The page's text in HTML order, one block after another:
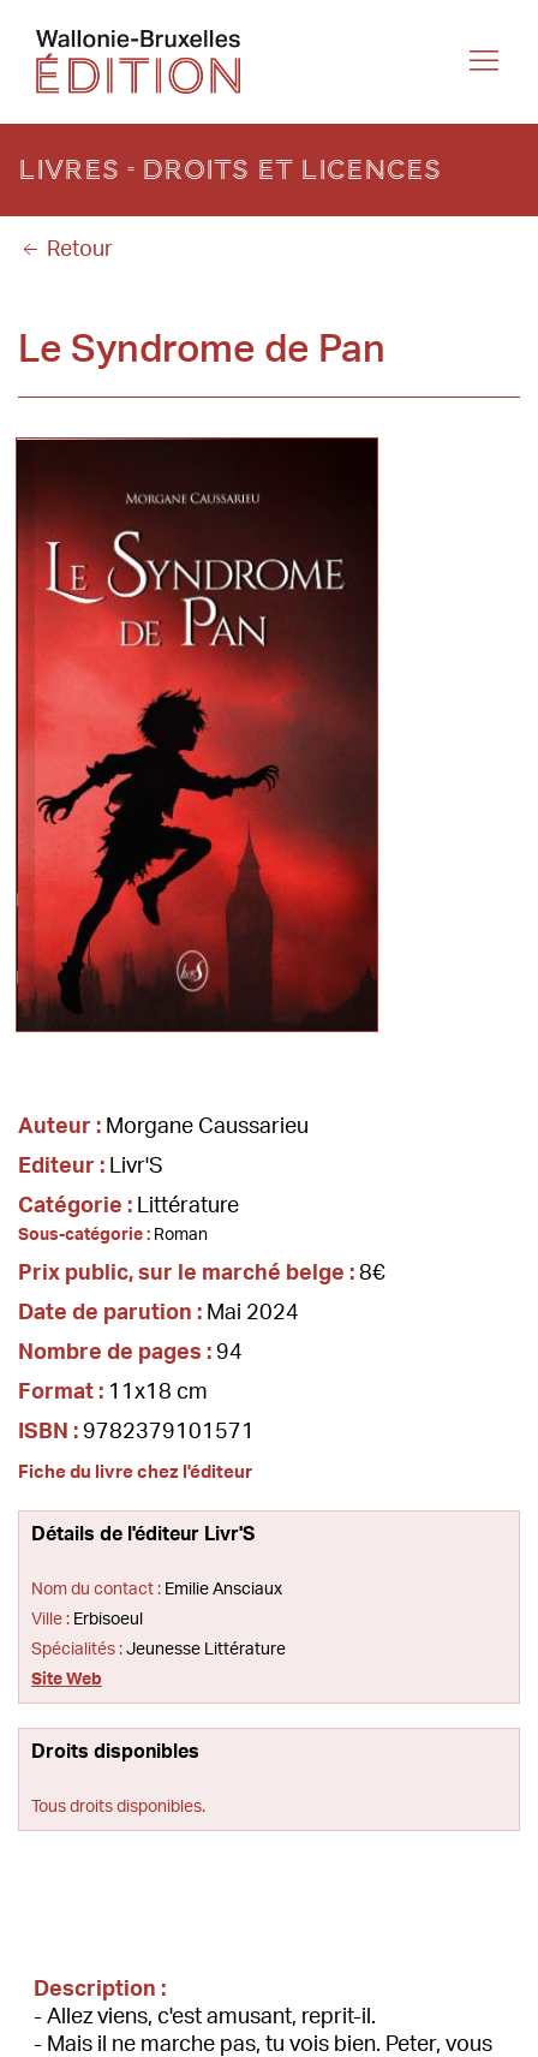
Livres - Droits et licences
Retour
Le Syndrome de Pan
Auteur : Morgane Caussarieu
Editeur : Livr'S
Catégorie : Littérature
Sous-catégorie : Roman
Prix public, sur le marché belge : 8€
Date de parution : Mai 2024
Nombre de pages : 94
Format : 11x18 cm
ISBN : 9782379101571
Fiche du livre chez l'éditeur
Détails de l'éditeur Livr'S
Nom du contact : Emilie Ansciaux
Ville : Erbisoeul
Spécialités : Jeunesse Littérature
Site Web
Droits disponibles
Tous droits disponibles.
Description :
- Allez viens, c'est amusant, reprit-il.
- Mais il ne marche pas, tu vois bien. Peter, vous